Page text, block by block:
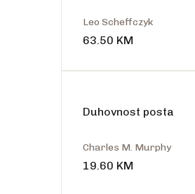
Leo Scheffczyk
63.50 KM
Duhovnost posta
Charles M. Murphy
19.60 KM